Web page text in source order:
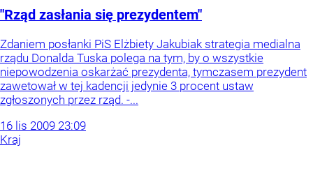
"Rząd zasłania się prezydentem"
Zdaniem posłanki PiS Elżbiety Jakubiak strategia medialna
rządu Donalda Tuska polega na tym, by o wszystkie
niepowodzenia oskarżać prezydenta, tymczasem prezydent
zawetował w tej kadencji jedynie 3 procent ustaw
zgłoszonych przez rząd. -...
16 lis 2009 23:09
Kraj